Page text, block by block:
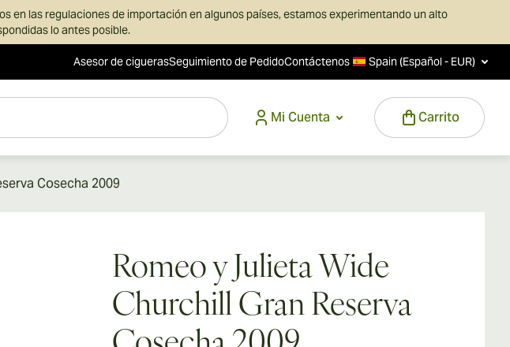
en las regulaciones de importación en algunos países, estamos experimentando un alto
lo antes posible.
Asesor de ciguerasSeguimiento de PedidoContáctenos Spain (Español - EUR)
Mi Cuenta
Carrito
Cosecha 2009
Romeo y Julieta Wide
Churchill Gran Reserva